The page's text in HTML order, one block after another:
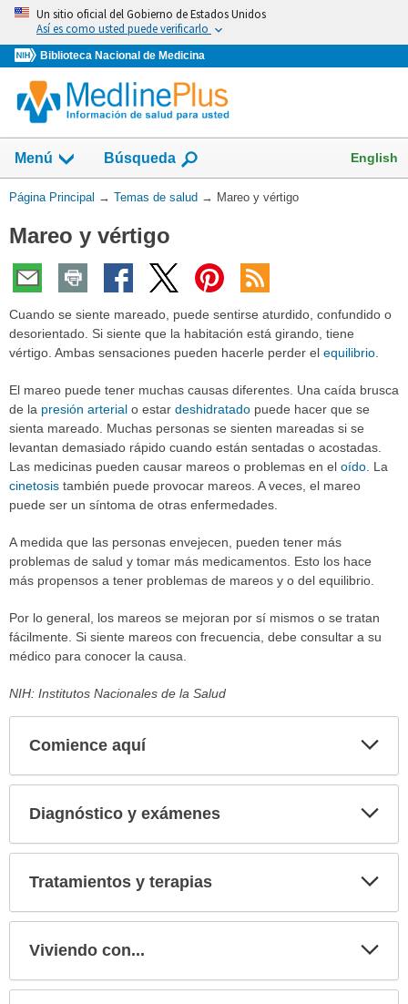
Omita
vaya
al
Contenido
Un sitio oficial del Gobierno de Estados Unidos
Así es como usted puede verificarlo
Biblioteca Nacional de Medicina
Menú
Mostrar
campo
de
Búsqueda English
Usted
aquí:
Página Principal → Temas de salud → Mareo y vértigo
Mareo y vértigo
Cuando se siente mareado, puede sentirse aturdido, confundido o
desorientado. Si siente que la habitación está girando, tiene
vértigo. Ambas sensaciones pueden hacerle perder el equilibrio
El mareo puede tener muchas causas diferentes. Una caída brusca
de la presión arterial o estar deshidratado puede hacer que se
sienta mareado. Muchas personas se sienten mareadas si se
levantan demasiado rápido cuando están sentadas o acostadas.
Las medicinas pueden causar mareos o problemas en el oído . La
cinetosis también puede provocar mareos. A veces, el mareo
puede ser un síntoma de otras enfermedades.
A medida que las personas envejecen, pueden tener más
problemas de salud y tomar más medicamentos. Esto los hace
más propensos a tener problemas de mareos y o del equilibrio.
Por lo general, los mareos se mejoran por sí mismos o se tratan
fácilmente. Si siente mareos con frecuencia, debe consultar a su
médico para conocer la causa.
NIH: Institutos Nacionales de la Salud
Comience aquí
Diagnóstico y exámenes
Tratamientos y terapias
Viviendo con...